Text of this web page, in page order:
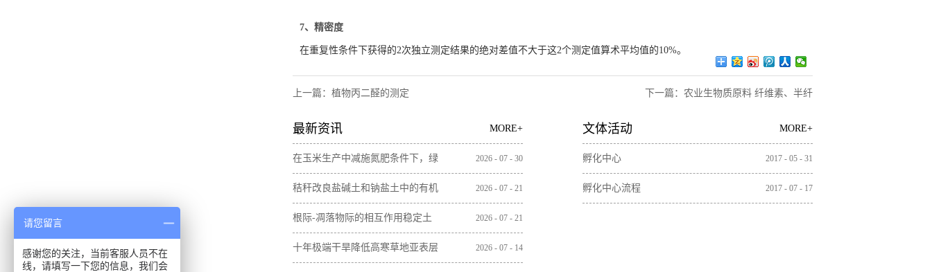
7、精密度
在重复性条件下获得的2次独立测定结果的绝对差值不大于这2个测定值算术平均值的10%。
上一篇： 植物丙二醛的测定 下一篇： 农业生物质原料 纤维素、半纤
最新资讯 MORE+
在玉米生产中减施氮肥条件下，绿
肥间作增加土壤微生物残体和木质
素含量
2026 - 07 - 30
秸秆改良盐碱土和钠盐土中的有机
与无机碳损失
2026 - 07 - 21
根际-凋落物际的相互作用稳定土
壤碳取决于植物凋落物的特性
2026 - 07 - 21
十年极端干旱降低高寒草地亚表层 2026 - 07 - 14
文体活动 MORE+
孵化中心 2017 - 05 - 31
孵化中心流程 2017 - 07 - 17
请您留言
感谢您的关注，当前客服人员不在
线，请填写一下您的信息，我们会